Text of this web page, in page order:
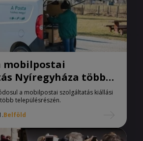
mobilpostai
Nyíregyháza több
a mobilpostai szolgáltatás kiállási
településrészén.
Belföld